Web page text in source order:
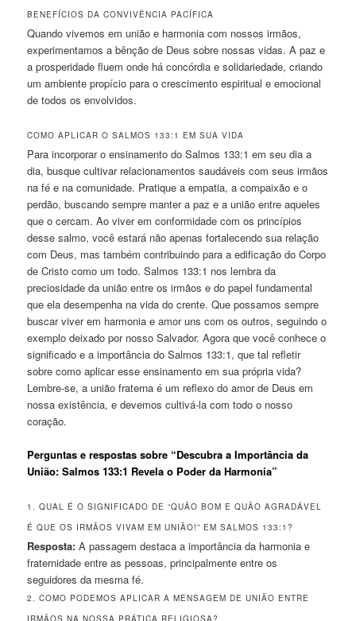
BENEFÍCIOS DA CONVIVÊNCIA PACÍFICA
Quando vivemos em união e harmonia com nossos irmãos,
experimentamos a bênção de Deus sobre nossas vidas. A paz e
a prosperidade fluem onde há concórdia e solidariedade, criando
um ambiente propício para o crescimento espiritual e emocional
de todos os envolvidos.
COMO APLICAR O SALMOS 133:1 EM SUA VIDA
Para incorporar o ensinamento do Salmos 133:1 em seu dia a
dia, busque cultivar relacionamentos saudáveis com seus irmãos
na fé e na comunidade. Pratique a empatia, a compaixão e o
perdão, buscando sempre manter a paz e a união entre aqueles
que o cercam. Ao viver em conformidade com os princípios
desse salmo, você estará não apenas fortalecendo sua relação
com Deus, mas também contribuindo para a edificação do Corpo
de Cristo como um todo. Salmos 133:1 nos lembra da
preciosidade da união entre os irmãos e do papel fundamental
que ela desempenha na vida do crente. Que possamos sempre
buscar viver em harmonia e amor uns com os outros, seguindo o
exemplo deixado por nosso Salvador. Agora que você conhece o
significado e a importância do Salmos 133:1, que tal refletir
sobre como aplicar esse ensinamento em sua própria vida?
Lembre-se, a união fraterna é um reflexo do amor de Deus em
nossa existência, e devemos cultivá-la com todo o nosso
coração.
Perguntas e respostas sobre “Descubra a Importância da
União: Salmos 133:1 Revela o Poder da Harmonia”
1. QUAL É O SIGNIFICADO DE “QUÃO BOM E QUÃO AGRADÁVEL
É QUE OS IRMÃOS VIVAM EM UNIÃO!” EM SALMOS 133:1?
Resposta: A passagem destaca a importância da harmonia e
fraternidade entre as pessoas, principalmente entre os
seguidores da mesma fé.
2. COMO PODEMOS APLICAR A MENSAGEM DE UNIÃO ENTRE